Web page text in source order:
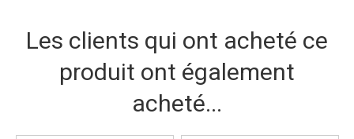
Les clients qui ont acheté ce
produit ont également
acheté...